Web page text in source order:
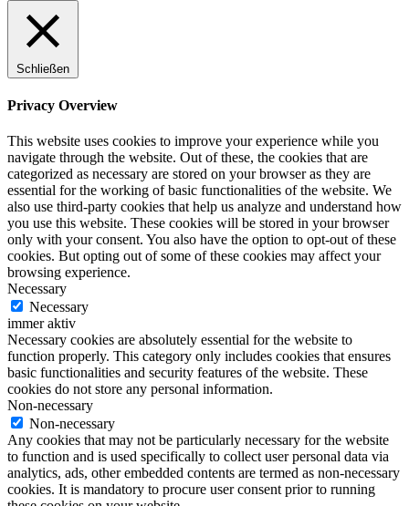
Schließen
Privacy Overview
This website uses cookies to improve your experience while you
navigate through the website. Out of these, the cookies that are
categorized as necessary are stored on your browser as they are
essential for the working of basic functionalities of the website. We
also use third-party cookies that help us analyze and understand how
you use this website. These cookies will be stored in your browser
only with your consent. You also have the option to opt-out of these
cookies. But opting out of some of these cookies may affect your
browsing experience.
Necessary
Necessary
immer aktiv
Necessary cookies are absolutely essential for the website to
function properly. This category only includes cookies that ensures
basic functionalities and security features of the website. These
cookies do not store any personal information.
Non-necessary
Non-necessary
Any cookies that may not be particularly necessary for the website
to function and is used specifically to collect user personal data via
analytics, ads, other embedded contents are termed as non-necessary
cookies. It is mandatory to procure user consent prior to running